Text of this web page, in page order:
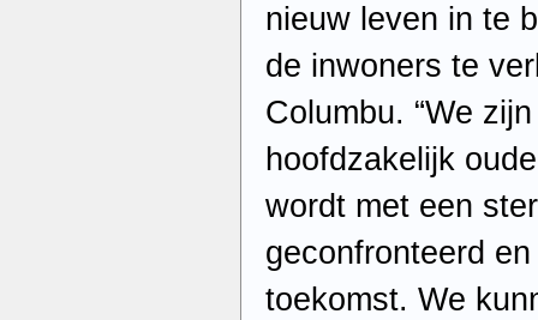
nieuw leven in te
de inwoners te
Columbu. “We
hoofdzakelijk
wordt met een
geconfronteerd
toekomst. We